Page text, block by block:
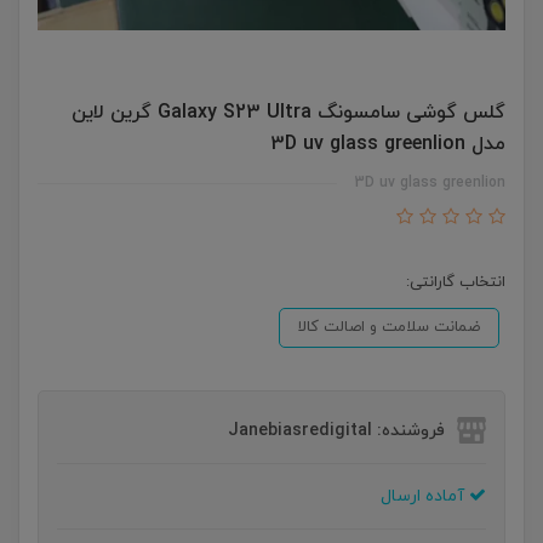
گلس گوشی سامسونگ Galaxy S23 Ultra گرین لاین
مدل 3D uv glass greenlion
3D uv glass greenlion
انتخاب گارانتی:
ضمانت سلامت و اصالت کالا
فروشنده: Janebiasredigital
آماده ارسال